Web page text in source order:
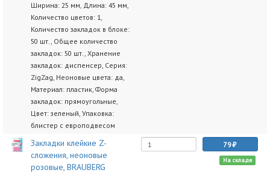
Ширина: 25 мм, Длина: 45 мм,
Количество цветов: 1,
Количество закладок в блоке:
50 шт., Общее количество
закладок: 50 шт., Хранение
закладок: диспенсер, Серия:
ZigZag, Неоновые цвета: да,
Материал: пластик, Форма
закладок: прямоугольные,
Цвет: зеленый, Упаковка:
блистер с европодвесом
Закладки клейкие Z-
сложения, неоновые
розовые, BRAUBERG
79
На складе